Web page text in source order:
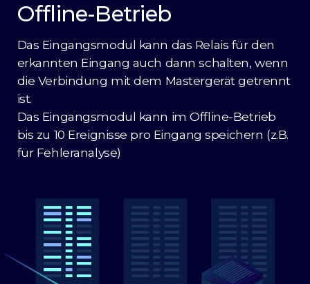
Offline-Betrieb
Das Eingangsmodul kann das Relais für den
erkannten Eingang auch dann schalten, wenn
die Verbindung mit dem Mastergerät getrennt
ist.
Das Eingangsmodul kann im Offline-Betrieb
bis zu 10 Ereignisse pro Eingang speichern (z.B.
für Fehleranalyse)